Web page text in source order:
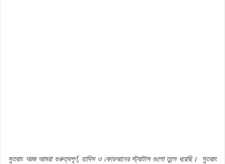
সুতরাং আজ আমরা গুরুত্বপূর্ণ, হাদিস ও কোরআনের স্ট্যাটাস গুলো তুলে ধরেছি। সুতরাং